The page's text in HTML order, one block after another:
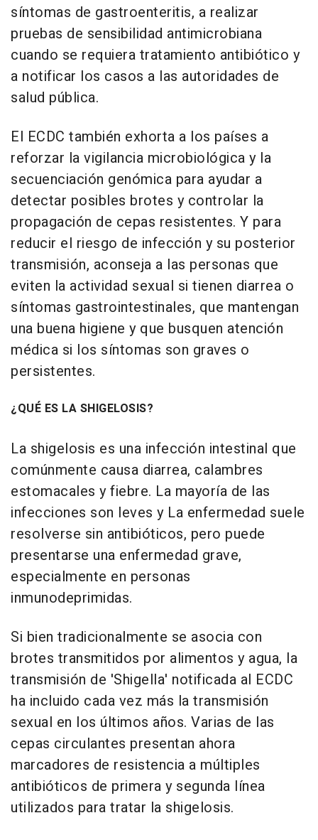
síntomas de gastroenteritis, a realizar
pruebas de sensibilidad antimicrobiana
cuando se requiera tratamiento antibiótico y
a notificar los casos a las autoridades de
salud pública.
El ECDC también exhorta a los países a
reforzar la vigilancia microbiológica y la
secuenciación genómica para ayudar a
detectar posibles brotes y controlar la
propagación de cepas resistentes. Y para
reducir el riesgo de infección y su posterior
transmisión, aconseja a las personas que
eviten la actividad sexual si tienen diarrea o
síntomas gastrointestinales, que mantengan
una buena higiene y que busquen atención
médica si los síntomas son graves o
persistentes.
¿QUÉ ES LA SHIGELOSIS?
La shigelosis es una infección intestinal que
comúnmente causa diarrea, calambres
estomacales y fiebre. La mayoría de las
infecciones son leves y La enfermedad suele
resolverse sin antibióticos, pero puede
presentarse una enfermedad grave,
especialmente en personas
inmunodeprimidas.
Si bien tradicionalmente se asocia con
brotes transmitidos por alimentos y agua, la
transmisión de 'Shigella' notificada al ECDC
ha incluido cada vez más la transmisión
sexual en los últimos años. Varias de las
cepas circulantes presentan ahora
marcadores de resistencia a múltiples
antibióticos de primera y segunda línea
utilizados para tratar la shigelosis.